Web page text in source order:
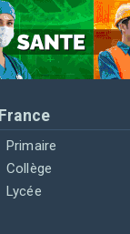
France
Primaire
Collège
Lycée